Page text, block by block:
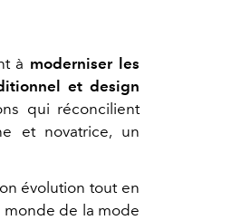
à moderniser les
et design
qui réconcilient
et novatrice, un
évolution tout en
monde de la mode